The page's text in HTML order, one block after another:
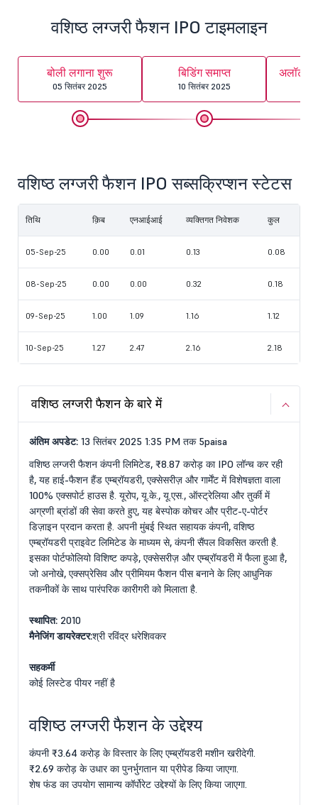
वशिष्ठ लग्जरी फैशन IPO टाइमलाइन
बोली लगाना शुरू
05 सितंबर 2025
बिडिंग समाप्त
10 सितंबर 2025
वशिष्ठ लग्जरी फैशन IPO सब्सक्रिप्शन स्टेटस
तिथि क़िब एनआईआई व्यक्तिगत निवेशक कुल
05-Sep-25 0.00 0.01 0.13 0.08
08-Sep-25 0.00 0.00 0.32 0.18
09-Sep-25 1.00 1.09 1.16 1.12
10-Sep-25 1.27 2.47 2.16 2.18
वशिष्ठ लग्जरी फैशन के बारे में
अंतिम अपडेट: 13 सितंबर 2025 1:35 PM तक 5paisa
वशिष्ठ लग्जरी फैशन कंपनी लिमिटेड, ₹8.87 करोड़ का IPO लॉन्च कर रही
है, यह हाई-फैशन हैंड एम्ब्रॉयडरी, एक्सेसरीज़ और गार्मेंट में विशेषज्ञता वाला
100% एक्सपोर्ट हाउस है. यूरोप, यू.के., यू.एस., ऑस्ट्रेलिया और तुर्की में
अग्रणी ब्रांडों की सेवा करते हुए, यह बेस्पोक कोचर और प्रीट-ए-पोर्टर
डिज़ाइन प्रदान करता है. अपनी मुंबई स्थित सहायक कंपनी, वशिष्ठ
एम्ब्रॉयडरी प्राइवेट लिमिटेड के माध्यम से, कंपनी सैंपल विकसित करती है.
इसका पोर्टफोलियो विशिष्ट कपड़े, एक्सेसरीज़ और एम्ब्रॉयडरी में फैला हुआ है,
जो अनोखे, एक्सप्रेसिव और प्रीमियम फैशन पीस बनाने के लिए आधुनिक
तकनीकों के साथ पारंपरिक कारीगरी को मिलाता है.
स्थापित: 2010
मैनेजिंग डायरेक्टर:श्री रविंद्र धरेशिवकर
सहकर्मी
कोई लिस्टेड पीयर नहीं है
वशिष्ठ लग्जरी फैशन के उद्देश्य
कंपनी ₹3.64 करोड़ के विस्तार के लिए एम्ब्रॉयडरी मशीन खरीदेगी.
₹2.69 करोड़ के उधार का पुनर्भुगतान या प्रीपेड किया जाएगा.
शेष फंड का उपयोग सामान्य कॉर्पोरेट उद्देश्यों के लिए किया जाएगा.